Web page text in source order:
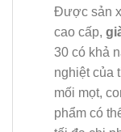
Được sản
cao cấp,
30 có khả
nghiệt của
mối mọt,
phẩm có